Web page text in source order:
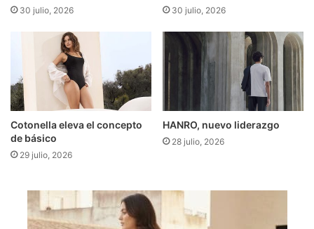
30 julio, 2026 30 julio, 2026
Cotonella eleva el concepto
de básico
29 julio, 2026
HANRO, nuevo liderazgo
28 julio, 2026